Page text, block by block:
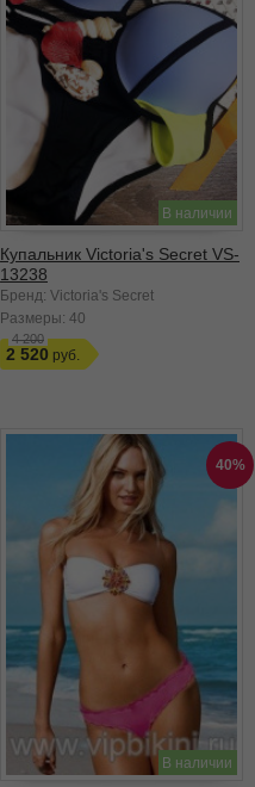
В наличии
Купальник Victoria's Secret VS-
13238
Бренд: Victoria's Secret
Размеры: 40
4 200
2 520
40%
В наличии